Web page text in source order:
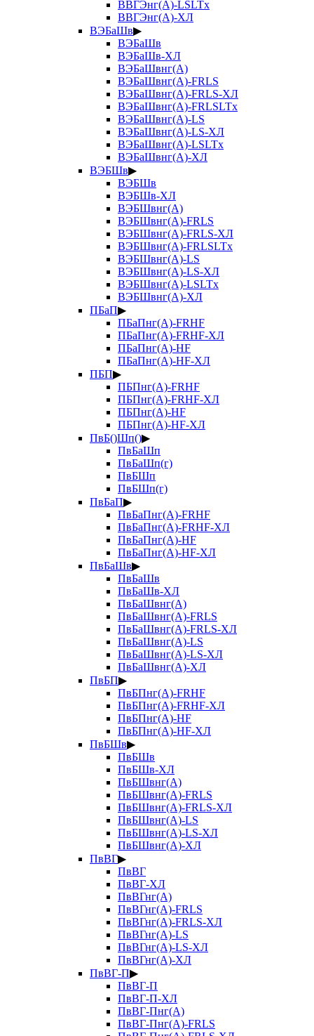
ВВГЭнг(А)-LSLTx
ВВГЭнг(А)-ХЛ
ВЭБаШв▶
ВЭБаШв
ВЭБаШв-ХЛ
ВЭБаШвнг(А)
ВЭБаШвнг(А)-FRLS
ВЭБаШвнг(А)-FRLS-ХЛ
ВЭБаШвнг(А)-FRLSLTx
ВЭБаШвнг(А)-LS
ВЭБаШвнг(А)-LS-ХЛ
ВЭБаШвнг(А)-LSLTx
ВЭБаШвнг(А)-ХЛ
ВЭБШв▶
ВЭБШв
ВЭБШв-ХЛ
ВЭБШвнг(А)
ВЭБШвнг(А)-FRLS
ВЭБШвнг(А)-FRLS-ХЛ
ВЭБШвнг(А)-FRLSLTx
ВЭБШвнг(А)-LS
ВЭБШвнг(А)-LS-ХЛ
ВЭБШвнг(А)-LSLTx
ВЭБШвнг(А)-ХЛ
ПБаП▶
ПБаПнг(А)-FRHF
ПБаПнг(А)-FRHF-ХЛ
ПБаПнг(А)-HF
ПБаПнг(А)-HF-ХЛ
ПБП▶
ПБПнг(А)-FRHF
ПБПнг(А)-FRHF-ХЛ
ПБПнг(А)-HF
ПБПнг(А)-HF-ХЛ
ПвБ()Шп()▶
ПвБаШп
ПвБаШп(г)
ПвБШп
ПвБШп(г)
ПвБаП▶
ПвБаПнг(А)-FRHF
ПвБаПнг(А)-FRHF-ХЛ
ПвБаПнг(А)-HF
ПвБаПнг(А)-HF-ХЛ
ПвБаШв▶
ПвБаШв
ПвБаШв-ХЛ
ПвБаШвнг(А)
ПвБаШвнг(А)-FRLS
ПвБаШвнг(А)-FRLS-ХЛ
ПвБаШвнг(А)-LS
ПвБаШвнг(А)-LS-ХЛ
ПвБаШвнг(А)-ХЛ
ПвБП▶
ПвБПнг(А)-FRHF
ПвБПнг(А)-FRHF-ХЛ
ПвБПнг(А)-HF
ПвБПнг(А)-HF-ХЛ
ПвБШв▶
ПвБШв
ПвБШв-ХЛ
ПвБШвнг(А)
ПвБШвнг(А)-FRLS
ПвБШвнг(А)-FRLS-ХЛ
ПвБШвнг(А)-LS
ПвБШвнг(А)-LS-ХЛ
ПвБШвнг(А)-ХЛ
ПвВГ▶
ПвВГ
ПвВГ-ХЛ
ПвВГнг(А)
ПвВГнг(А)-FRLS
ПвВГнг(А)-FRLS-ХЛ
ПвВГнг(А)-LS
ПвВГнг(А)-LS-ХЛ
ПвВГнг(А)-ХЛ
ПвВГ-П▶
ПвВГ-П
ПвВГ-П-ХЛ
ПвВГ-Пнг(А)
ПвВГ-Пнг(А)-FRLS